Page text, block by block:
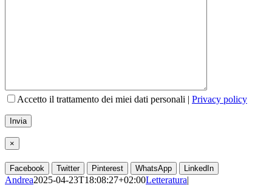
Accetto il trattamento dei miei dati personali | Privacy policy
×
Facebook Twitter Pinterest WhatsApp LinkedIn
Andrea2025-04-23T18:08:27+02:00Letteratura|